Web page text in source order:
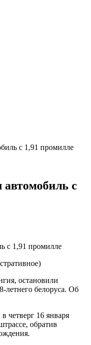
с 1,91 промилле
автомобиль с
остановили
летнего белоруса. Об
четверг 16 января
обратив